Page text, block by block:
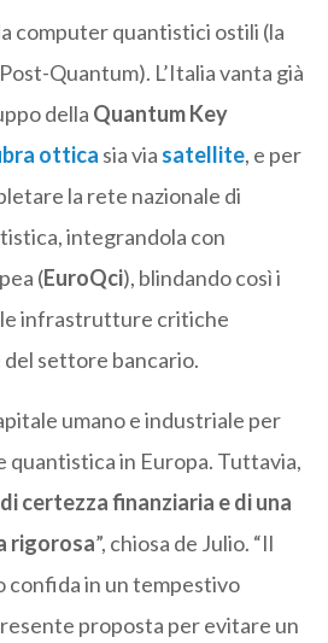
computer quantistici ostili (la
Quantum). L’Italia vanta già
della Quantum Key
ottica sia via satellite, e per
la rete nazionale di
integrandola con
(EuroQci), blindando così i
infrastrutture critiche
settore bancario.
umano e industriale per
quantistica in Europa. Tuttavia,
certezza finanziaria e di una
rigorosa”, chiosa de Julio. “Il
confida in un tempestivo
proposta per evitare un